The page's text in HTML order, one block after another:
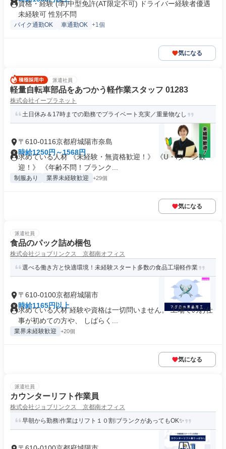
資格・経験 (準)中型免許(AT限定不可) ドライバー経験者優遇
未経験可 性別不問
バイク通勤OK 車通勤OK +1個
気になる
派遣社員
軽量自転車部品をあつかう軽作業スタッフ 01283
株式会社イープラネット
土日休み＆17時までの勤務でプライベート充実／重量物なし
〒610-0116京都府城陽市奈島
時給1250円～1568円
求めている人材 《未経験・無資格歓迎！》 《U・Iターン歓
迎！》 《年齢不問！ブランク...
制服あり 業界未経験歓迎 +29個
気になる
派遣社員
食品のパック詰め梱包
株式会社ジョブリンクス 京都南オフィス
選べる働き方と快適環境！未経験スタート多数の食品工場軽作業
〒610-0100京都府城陽市
時給1165円以上
求めている人材 経験や資格は一切問いません。 工場でのお仕
事が初めての方や、 しばらく...
業界未経験歓迎 +20個
気になる
派遣社員
カウンターリフト作業員
株式会社ジョブリンクス 京都南オフィス
早朝から勤務❕作業はリフト１０割❕ブランクがあってもOK✨